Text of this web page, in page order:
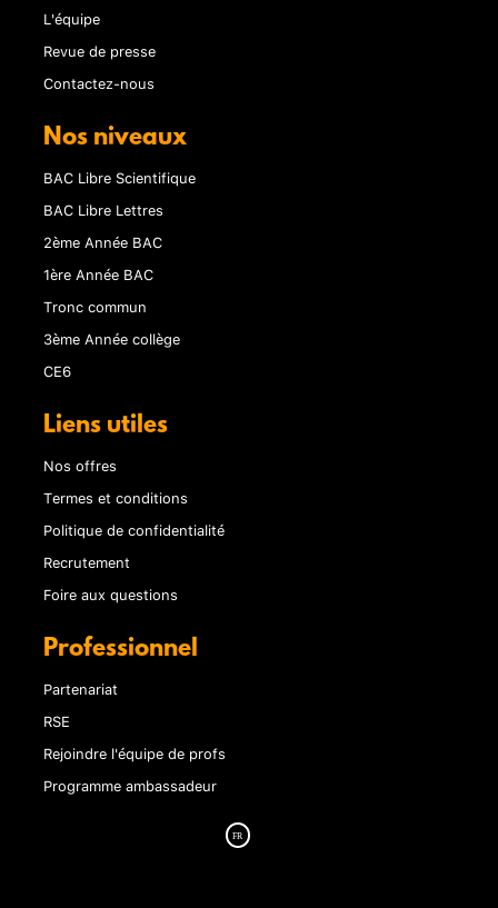
L'équipe
Revue de presse
Contactez-nous
Nos niveaux
BAC Libre Scientifique
BAC Libre Lettres
2ème Année BAC
1ère Année BAC
Tronc commun
3ème Année collège
CE6
Liens utiles
Nos offres
Termes et conditions
Politique de confidentialité
Recrutement
Foire aux questions
Professionnel
Partenariat
RSE
Rejoindre l'équipe de profs
Programme ambassadeur